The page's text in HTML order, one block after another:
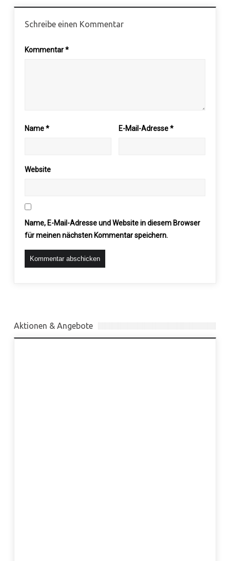
Schreibe einen Kommentar
Kommentar*
Name* E-Mail-Adresse*
Website
Name, E-Mail-Adresse und Website in diesem Browser
für meinen nächsten Kommentar speichern.
Aktionen & Angebote